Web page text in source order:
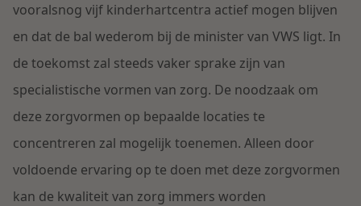
Litigation
Onderwijs
Lees meer
vooralsnog vijf kinderhartcentra actief mogen blijven
en dat de bal wederom bij de minister van VWS ligt. In
de toekomst zal steeds vaker sprake zijn van
specialistische vormen van zorg. De noodzaak om
deze zorgvormen op bepaalde locaties te
concentreren zal mogelijk toenemen. Alleen door
voldoende ervaring op te doen met deze zorgvormen
kan de kwaliteit van zorg immers worden